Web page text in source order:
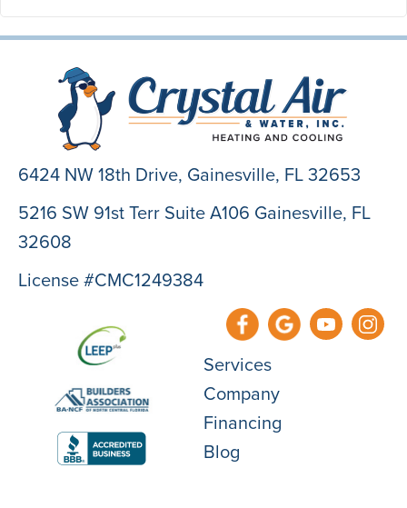
6424 NW 18th Drive, Gainesville, FL 32653
5216 SW 91st Terr Suite A106 Gainesville, FL
32608
License #CMC1249384
Services
Company
Financing
Blog